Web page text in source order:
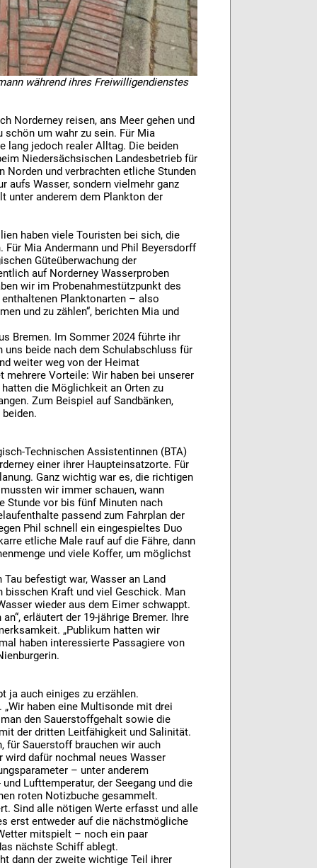
während ihres Freiwilligendienstes
Norderney reisen, ans Meer gehen und
schön um wahr zu sein. Für Mia
lang jedoch realer Alltag. Die beiden
Niedersächsischen Landesbetrieb für
Norden und verbrachten etliche Stunden
aufs Wasser, sondern vielmehr ganz
unter anderem dem Plankton der
haben viele Touristen bei sich, die
Mia Andermann und Phil Beyersdorff
Güteüberwachung der
auf Norderney Wasserproben
wir im Probenahmestützpunkt des
Planktonarten – also
und zu zählen“, berichten Mia und
Bremen. Im Sommer 2024 führte ihr
uns beide nach dem Schulabschluss für
weiter weg von der Heimat
mehrere Vorteile: Wir haben bei unserer
die Möglichkeit an Orten zu
Zum Beispiel auf Sandbänken,
Technischen Assistentinnen (BTA)
einer ihrer Haupteinsatzorte. Für
Ganz wichtig war es, die richtigen
wir immer schauen, wann
Stunde vor bis fünf Minuten nach
passend zum Fahrplan der
Phil schnell ein eingespieltes Duo
etliche Male rauf auf die Fähre, dann
und viele Koffer, um möglichst
befestigt war, Wasser an Land
bisschen Kraft und viel Geschick. Man
wieder aus dem Eimer schwappt.
erläutert der 19-jährige Bremer. Ihre
„Publikum hatten wir
haben interessierte Passagiere von
ja auch einiges zu erzählen.
haben eine Multisonde mit drei
den Sauerstoffgehalt sowie die
der dritten Leitfähigkeit und Salinität.
für Sauerstoff brauchen wir auch
dafür nochmal neues Wasser
– unter anderem
Lufttemperatur, der Seegang und die
roten Notizbuche gesammelt.
Sind alle nötigen Werte erfasst und alle
erst entweder auf die nächstmögliche
mitspielt – noch ein paar
nächste Schiff ablegt.
dann der zweite wichtige Teil ihrer